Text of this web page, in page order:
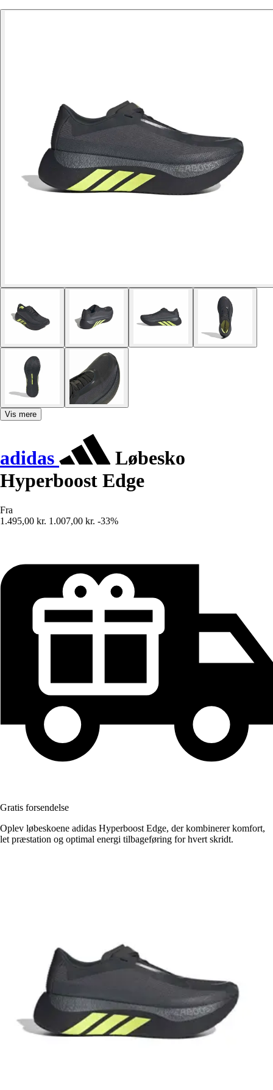
Vis mere
adidas
Løbesko
Hyperboost Edge
Fra
1.495,00 kr. 1.007,00 kr. -33%
Gratis forsendelse
Oplev løbeskoene adidas Hyperboost Edge, der kombinerer komfort,
let præstation og optimal energi tilbageføring for hvert skridt.